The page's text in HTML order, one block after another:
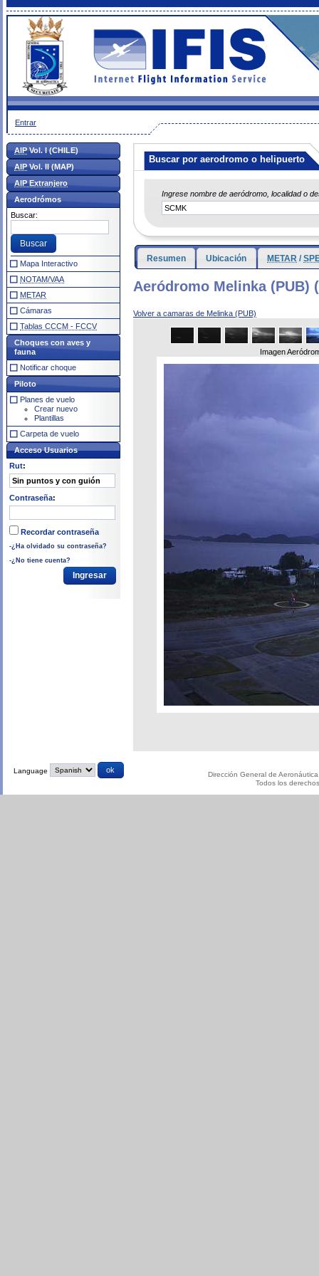
Entrar
Buscar por aerodromo o helipuerto
Ingrese nombre de aeródromo, localidad o
Resumen Ubicación METAR /
Aeródromo Melinka (PUB)
Volver a camaras de Melinka (PUB)
Imagen
AIPVol. I (CHILE)
AIPVol. II (MAP)
AIP Extranjero
Aerodrómos
Buscar:
Mapa Interactivo
NOTAM/VAA
METAR
Cámaras
Tablas CCCM - FCCV
Choques con aves y
fauna
Notificar choque
Piloto
Planes de vuelo
Crear nuevo
Plantillas
Carpeta de vuelo
Acceso Usuarios
Rut:
Contraseña:
Recordar contraseña
-¿Ha olvidado su contraseña?
-¿No tiene cuenta?
Language
Dirección General de
Todos los